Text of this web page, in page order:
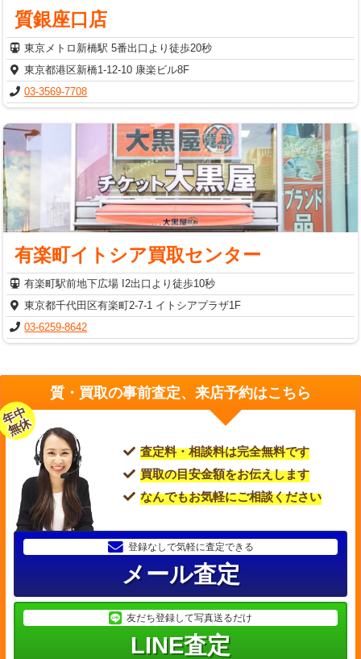
質銀座口店
東京メトロ新橋駅 5番出口より徒歩20秒
東京都港区新橋1-12-10 康楽ビル8F
03-3569-7708
有楽町イトシア買取センター
有楽町駅前地下広場 I2出口より徒歩10秒
東京都千代田区有楽町2-7-1 イトシアプラザ1F
03-6259-8642
質・買取の事前査定、来店予約はこちら
年中
無休
査定料・相談料は完全無料です
買取の目安金額をお伝えします
なんでもお気軽にご相談ください
登録なしで気軽に査定できる
メール査定
友だち登録して写真送るだけ
LINE査定